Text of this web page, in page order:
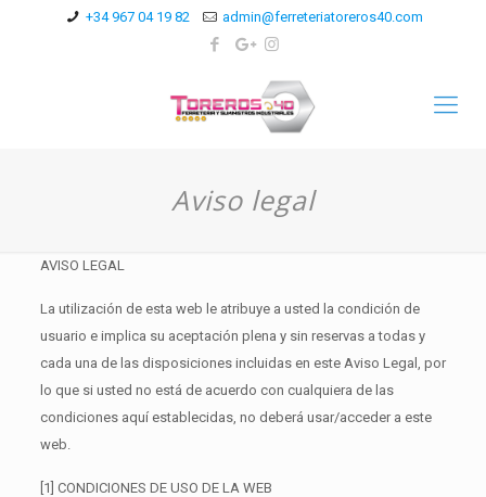
+34 967 04 19 82 admin@ferreteriatoreros40.com
Aviso legal
AVISO LEGAL
La utilización de esta web le atribuye a usted la condición de
usuario e implica su aceptación plena y sin reservas a todas y
cada una de las disposiciones incluidas en este Aviso Legal, por
lo que si usted no está de acuerdo con cualquiera de las
condiciones aquí establecidas, no deberá usar/acceder a este
web.
[1] CONDICIONES DE USO DE LA WEB